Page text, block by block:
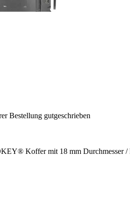
Bestellung gutgeschrieben
Koffer mit 18 mm Durchmesser